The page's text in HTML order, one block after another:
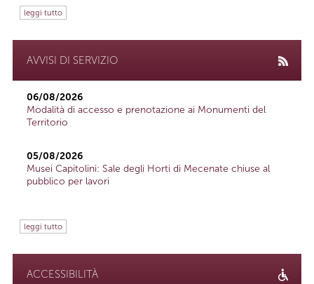
leggi tutto
AVVISI DI SERVIZIO
06/08/2026
Modalità di accesso e prenotazione ai Monumenti del
Territorio
05/08/2026
Musei Capitolini: Sale degli Horti di Mecenate chiuse al
pubblico per lavori
leggi tutto
ACCESSIBILITÀ